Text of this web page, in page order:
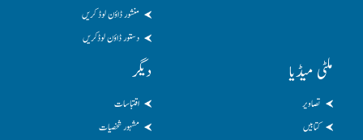
منشور ڈاؤن لوڈ کریں
دستور ڈاؤن لوڈکریں
ملٹی میڈیا
تصاویر
کتابیں
دیگر
اقتباسات
مشہور شخصیات